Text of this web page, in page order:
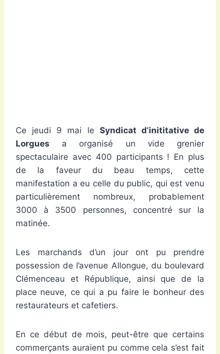
Ce jeudi 9 mai le Syndicat d’inititative de
Lorgues a organisé un vide grenier
spectaculaire avec 400 participants ! En plus
de la faveur du beau temps, cette
manifestation a eu celle du public, qui est venu
particulièrement nombreux, probablement
3000 à 3500 personnes, concentré sur la
matinée.
Les marchands d’un jour ont pu prendre
possession de l’avenue Allongue, du boulevard
Clémenceau et République, ainsi que de la
place neuve, ce qui a pu faire le bonheur des
restaurateurs et cafetiers.
En ce début de mois, peut-être que certains
commerçants auraient pu comme cela s’est fait